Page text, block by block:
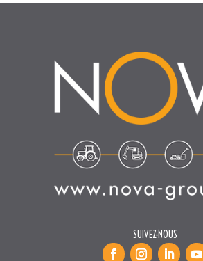
SUIVEZ-NOUS